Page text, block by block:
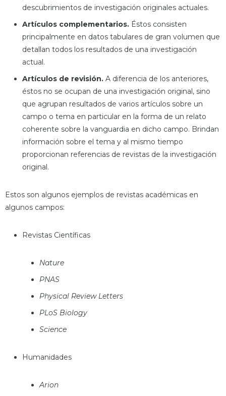
descubrimientos de investigación originales actuales.
Artículos complementarios. Éstos consisten
principalmente en datos tabulares de gran volumen que
detallan todos los resultados de una investigación
actual.
Artículos de revisión. A diferencia de los anteriores,
éstos no se ocupan de una investigación original, sino
que agrupan resultados de varios artículos sobre un
campo o tema en particular en la forma de un relato
coherente sobre la vanguardia en dicho campo. Brindan
información sobre el tema y al mismo tiempo
proporcionan referencias de revistas de la investigación
original.
Estos son algunos ejemplos de revistas académicas en
algunos campos:
Revistas Científicas
Nature
PNAS
Physical Review Letters
PLoS Biology
Science
Humanidades
Arion